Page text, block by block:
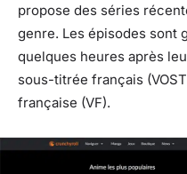
propose des séries
genre. Les épisodes sont
quelques heures après
sous-titrée français
française (VF).